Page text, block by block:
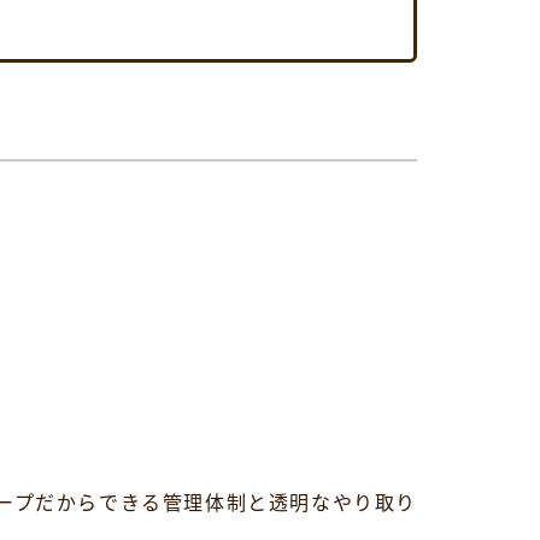
だからできる管理体制と透明なやり取り